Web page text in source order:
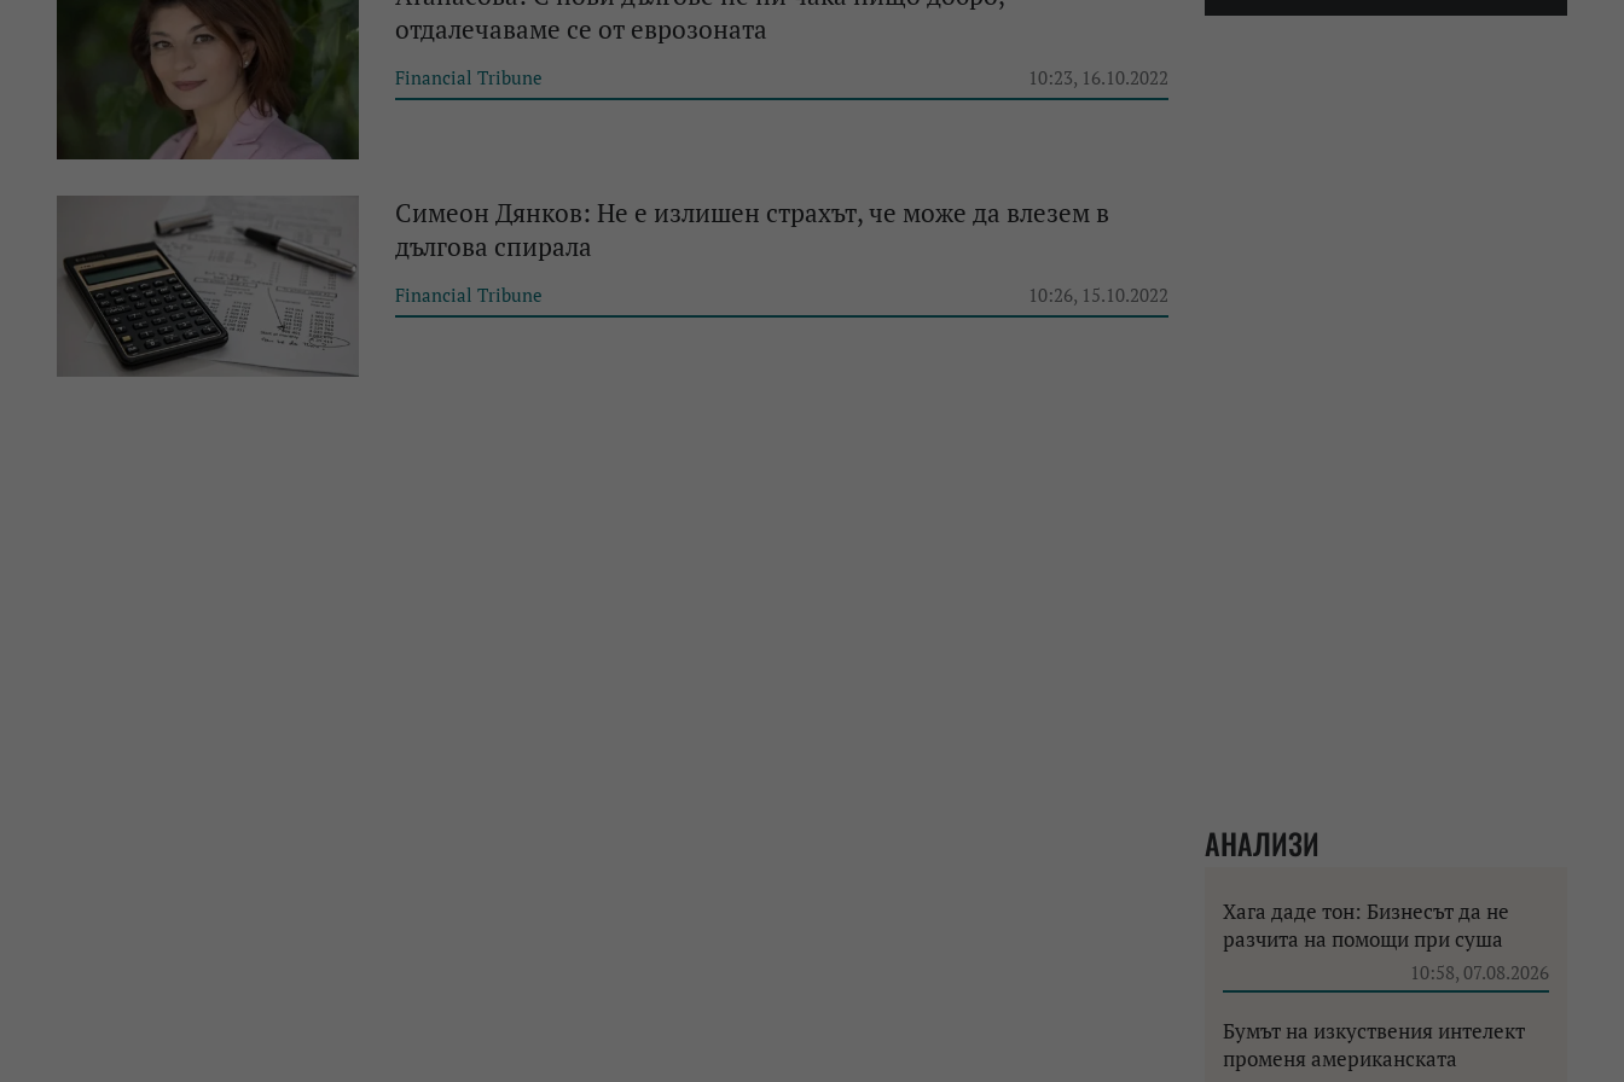
отдалечаваме се от еврозоната
Financial Tribune 10:23, 16.10.2022
Симеон Дянков: Не е излишен страхът, че може да влезем в
дългова спирала
Financial Tribune 10:26, 15.10.2022
АНАЛИЗИ
Хага даде тон: Бизнесът да не
разчита на помощи при суша
10:58, 07.08.2026
Бумът на изкуствения интелект
променя американската